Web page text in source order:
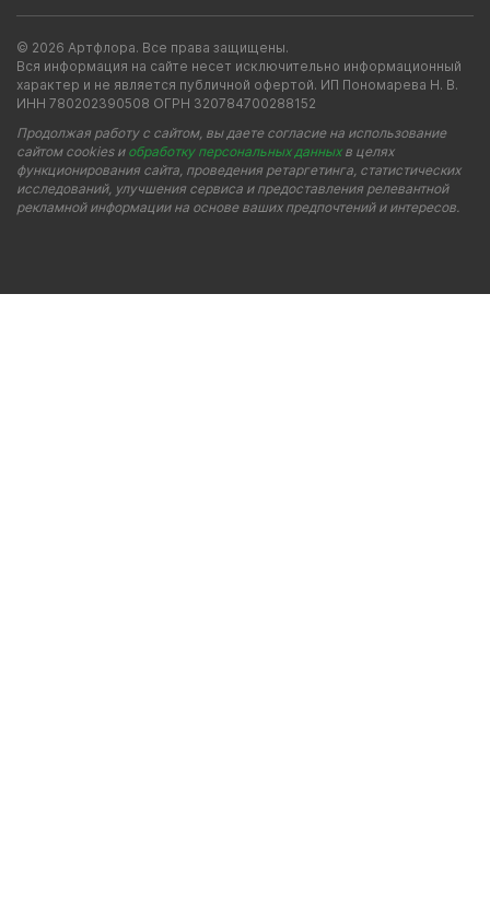
© 2026 Артфлора. Все права защищены.
Вся информация на сайте несет исключительно информационный
характер и не является публичной офертой. ИП Пономарева Н. В.
ИНН 780202390508 ОГРН 320784700288152
Продолжая работу с сайтом, вы даете согласие на использование
сайтом cookies и обработку персональных данныхв целях
функционирования сайта, проведения ретаргетинга, статистических
исследований, улучшения сервиса и предоставления релевантной
рекламной информации на основе ваших предпочтений и интересов.